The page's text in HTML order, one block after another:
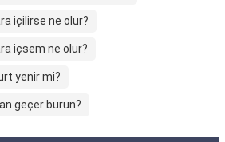
içilirse ne olur?
içsem ne olur?
yenir mi?
geçer burun?